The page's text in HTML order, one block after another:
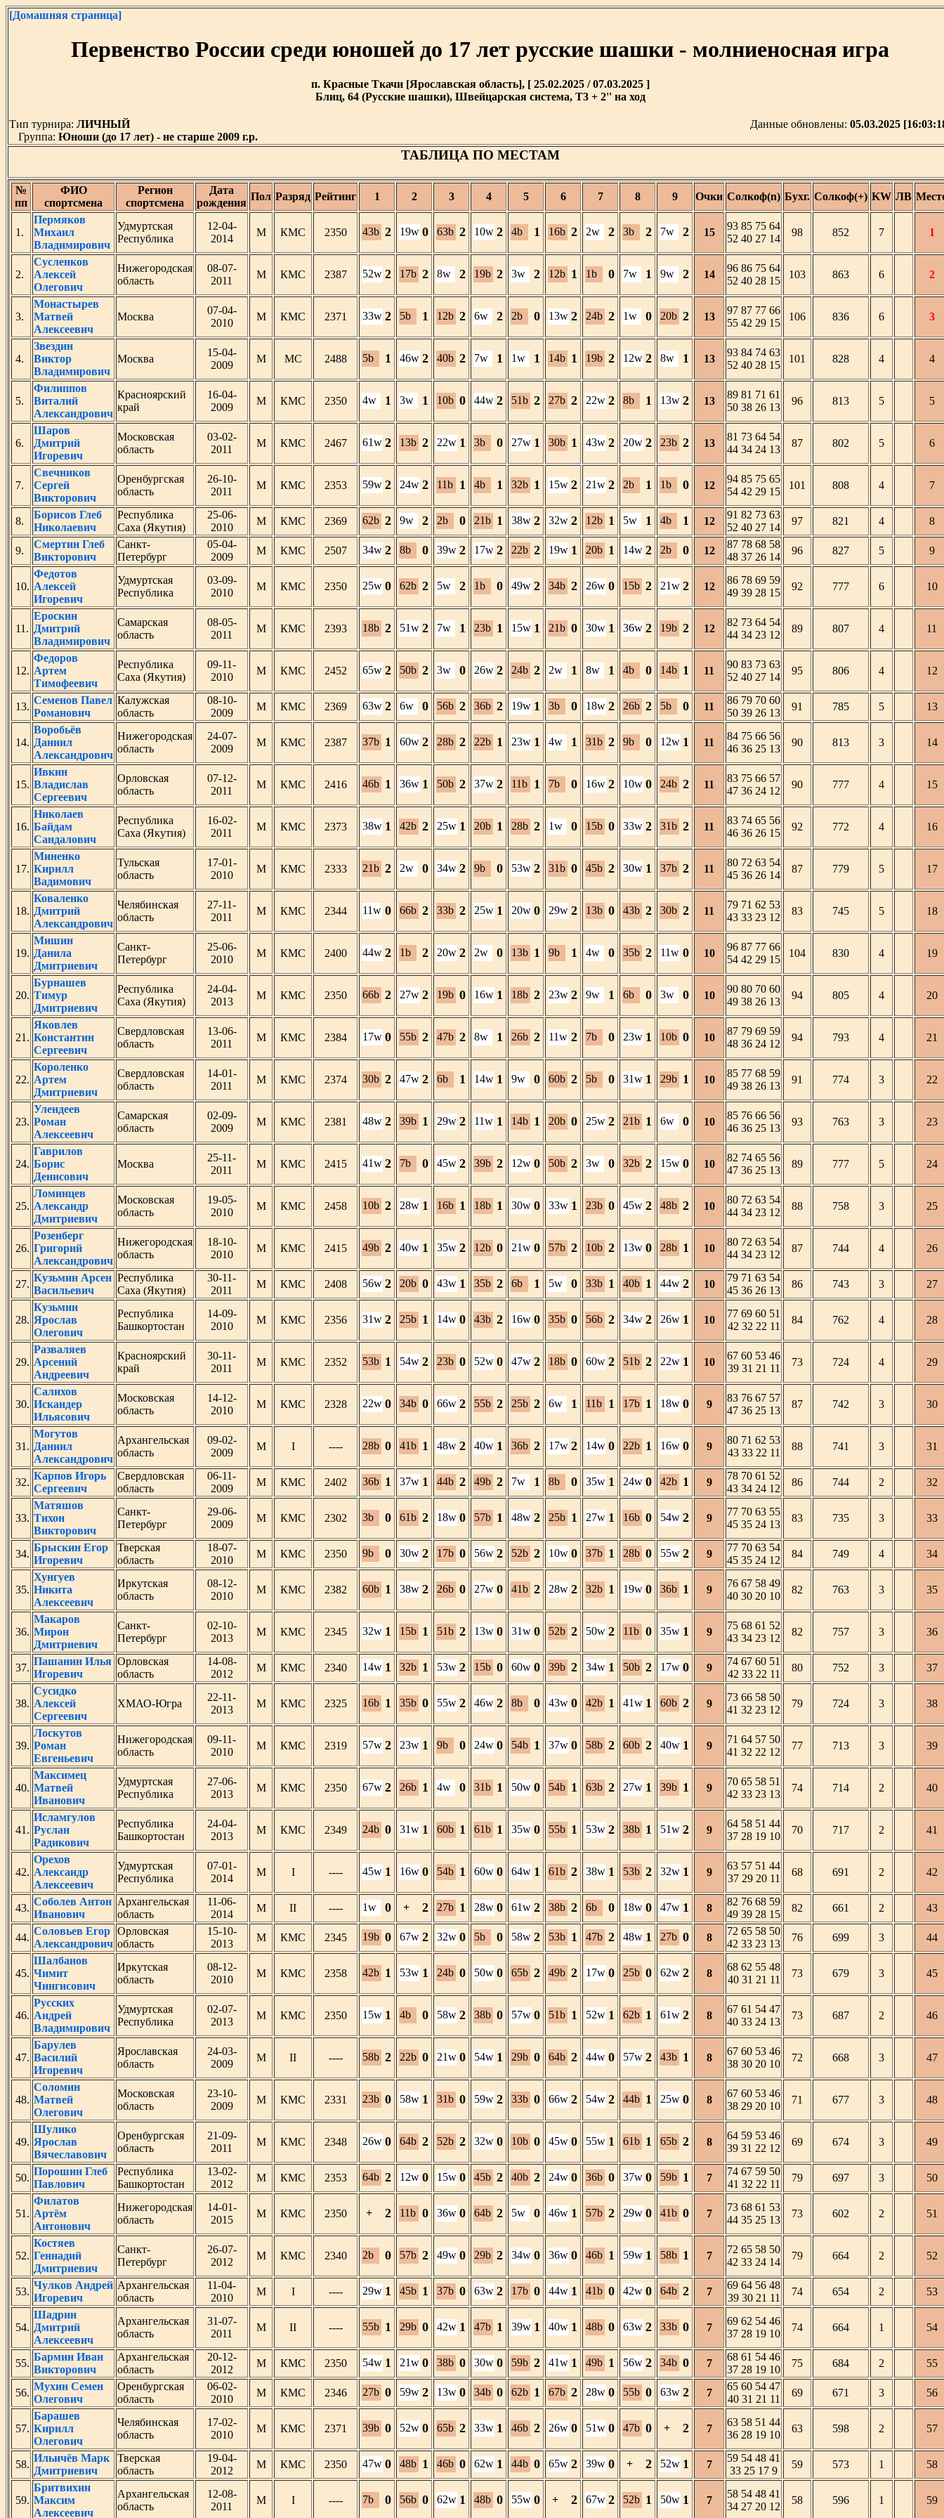
[Домашняя страница]
Первенство России среди юношей до 17 лет русские шашки - молниеносная игра
п. Красные Ткачи [Ярославская область], [ 25.02.2025 / 07.03.2025 ]
Блиц, 64 (Русские шашки), Швейцарская система, T3 + 2'' на ход
Тип турнира: ЛИЧНЫЙ Данные обновлены: 05.03.2025
Группа: Юноши (до 17 лет) - не старше 2009 г.р.
ТАБЛИЦА ПО МЕСТАМ
№
пп
ФИО
спортсмена
Регион
спортсмена
Дата
рождения
Пол Разряд Рейтинг 1 2 3 4 5 6 7 8 9 Очки Солкоф(n) Бухг. Солкоф(+) KW ЛВ
1.
Пермяков
Михаил
Владимирович
Удмуртская
Республика
12-04-
2014
М КМС 2350 43b 2 19w 0 63b 2 10w 2 4b 1 16b 2 2w 2 3b 2 7w 2 15
93 85 75 64
52 40 27 14
98 852 7 1
2.
Сусленков
Алексей
Олегович
Нижегородская
область
08-07-
2011
М КМС 2387 52w 2 17b 2 8w 2 19b 2 3w 2 12b 1 1b 0 7w 1 9w 2 14
96 86 75 64
52 40 28 15
103 863 6 2
3.
Монастырев
Матвей
Алексеевич
Москва
07-04-
2010
М КМС 2371 33w 2 5b 1 12b 2 6w 2 2b 0 13w 2 24b 2 1w 0 20b 2 13
97 87 77 66
55 42 29 15
106 836 6 3
4.
Звездин
Виктор
Владимирович
Москва
15-04-
2009
М МС 2488 5b 1 46w 2 40b 2 7w 1 1w 1 14b 1 19b 2 12w 2 8w 1 13
93 84 74 63
52 40 28 15
101 828 4 4
5.
Филиппов
Виталий
Александрович
Красноярский
край
16-04-
2009
М КМС 2350 4w 1 3w 1 10b 0 44w 2 51b 2 27b 2 22w 2 8b 1 13w 2 13
89 81 71 61
50 38 26 13
96 813 5 5
6.
Шаров
Дмитрий
Игоревич
Московская
область
03-02-
2011
М КМС 2467 61w 2 13b 2 22w 1 3b 0 27w 1 30b 1 43w 2 20w 2 23b 2 13
81 73 64 54
44 34 24 13
87 802 5 6
7.
Свечников
Сергей
Викторович
Оренбургская
область
26-10-
2011
М КМС 2353 59w 2 24w 2 11b 1 4b 1 32b 1 15w 2 21w 2 2b 1 1b 0 12
94 85 75 65
54 42 29 15
101 808 4 7
8.
Борисов Глеб
Николаевич
Республика
Саха (Якутия)
25-06-
2010
М КМС 2369 62b 2 9w 2 2b 0 21b 1 38w 2 32w 2 12b 1 5w 1 4b 1 12
91 82 73 63
52 40 27 14
97 821 4 8
9.
Смертин Глеб
Викторович
Санкт-
Петербург
05-04-
2009
М КМС 2507 34w 2 8b 0 39w 2 17w 2 22b 2 19w 1 20b 1 14w 2 2b 0 12
87 78 68 58
48 37 26 14
96 827 5 9
10.
Федотов
Алексей
Игоревич
Удмуртская
Республика
03-09-
2010
М КМС 2350 25w 0 62b 2 5w 2 1b 0 49w 2 34b 2 26w 0 15b 2 21w 2 12
86 78 69 59
49 39 28 15
92 777 6 10
11.
Ероскин
Дмитрий
Владимирович
Самарская
область
08-05-
2011
М КМС 2393 18b 2 51w 2 7w 1 23b 1 15w 1 21b 0 30w 1 36w 2 19b 2 12
82 73 64 54
44 34 23 12
89 807 4 11
12.
Федоров
Артем
Тимофеевич
Республика
Саха (Якутия)
09-11-
2010
М КМС 2452 65w 2 50b 2 3w 0 26w 2 24b 2 2w 1 8w 1 4b 0 14b 1 11
90 83 73 63
52 40 27 14
95 806 4 12
13.
Семенов Павел
Романович
Калужская
область
08-10-
2009
М КМС 2369 63w 2 6w 0 56b 2 36b 2 19w 1 3b 0 18w 2 26b 2 5b 0 11
86 79 70 60
50 39 26 13
91 785 5 13
14.
Воробьёв
Даниил
Александрович
Нижегородская
область
24-07-
2009
М КМС 2387 37b 1 60w 2 28b 2 22b 1 23w 1 4w 1 31b 2 9b 0 12w 1 11
84 75 66 56
46 36 25 13
90 813 3 14
15.
Ивкин
Владислав
Сергеевич
Орловская
область
07-12-
2011
М КМС 2416 46b 1 36w 1 50b 2 37w 2 11b 1 7b 0 16w 2 10w 0 24b 2 11
83 75 66 57
47 36 24 12
90 777 4 15
16.
Николаев
Байдам
Сандалович
Республика
Саха (Якутия)
16-02-
2011
М КМС 2373 38w 1 42b 2 25w 1 20b 1 28b 2 1w 0 15b 0 33w 2 31b 2 11
83 74 65 56
46 36 26 15
92 772 4 16
17.
Миненко
Кирилл
Вадимович
Тульская
область
17-01-
2010
М КМС 2333 21b 2 2w 0 34w 2 9b 0 53w 2 31b 0 45b 2 30w 1 37b 2 11
80 72 63 54
45 36 26 14
87 779 5 17
18.
Коваленко
Дмитрий
Александрович
Челябинская
область
27-11-
2011
М КМС 2344 11w 0 66b 2 33b 2 25w 1 20w 0 29w 2 13b 0 43b 2 30b 2 11
79 71 62 53
43 33 23 12
83 745 5 18
19.
Мишин
Данила
Дмитриевич
Санкт-
Петербург
25-06-
2010
М КМС 2400 44w 2 1b 2 20w 2 2w 0 13b 1 9b 1 4w 0 35b 2 11w 0 10
96 87 77 66
54 42 29 15
104 830 4 19
20.
Бурнашев
Тимур
Дмитриевич
Республика
Саха (Якутия)
24-04-
2013
М КМС 2350 66b 2 27w 2 19b 0 16w 1 18b 2 23w 2 9w 1 6b 0 3w 0 10
90 80 70 60
49 38 26 13
94 805 4 20
21.
Яковлев
Константин
Сергеевич
Свердловская
область
13-06-
2011
М КМС 2384 17w 0 55b 2 47b 2 8w 1 26b 2 11w 2 7b 0 23w 1 10b 0 10
87 79 69 59
48 36 24 12
94 793 4 21
22.
Короленко
Артем
Дмитриевич
Свердловская
область
14-01-
2011
М КМС 2374 30b 2 47w 2 6b 1 14w 1 9w 0 60b 2 5b 0 31w 1 29b 1 10
85 77 68 59
49 38 26 13
91 774 3 22
23.
Улендеев
Роман
Алексеевич
Самарская
область
02-09-
2009
М КМС 2381 48w 2 39b 1 29w 2 11w 1 14b 1 20b 0 25w 2 21b 1 6w 0 10
85 76 66 56
46 36 25 13
93 763 3 23
24.
Гаврилов
Борис
Денисович
Москва
25-11-
2011
М КМС 2415 41w 2 7b 0 45w 2 39b 2 12w 0 50b 2 3w 0 32b 2 15w 0 10
82 74 65 56
47 36 25 13
89 777 5 24
25.
Ломинцев
Александр
Дмитриевич
Московская
область
19-05-
2010
М КМС 2458 10b 2 28w 1 16b 1 18b 1 30w 0 33w 1 23b 0 45w 2 48b 2 10
80 72 63 54
44 34 23 12
88 758 3 25
26.
Розенберг
Григорий
Александрович
Нижегородская
область
18-10-
2010
М КМС 2415 49b 2 40w 1 35w 2 12b 0 21w 0 57b 2 10b 2 13w 0 28b 1 10
80 72 63 54
44 34 23 12
87 744 4 26
27.
Кузьмин Арсен
Васильевич
Республика
Саха (Якутия)
30-11-
2011
М КМС 2408 56w 2 20b 0 43w 1 35b 2 6b 1 5w 0 33b 1 40b 1 44w 2 10
79 71 63 54
45 36 26 13
86 743 3 27
28.
Кузьмин
Ярослав
Олегович
Республика
Башкортостан
14-09-
2010
М КМС 2356 31w 2 25b 1 14w 0 43b 2 16w 0 35b 0 56b 2 34w 2 26w 1 10
77 69 60 51
42 32 22 11
84 762 4 28
29.
Разваляев
Арсений
Андреевич
Красноярский
край
30-11-
2011
М КМС 2352 53b 1 54w 2 23b 0 52w 0 47w 2 18b 0 60w 2 51b 2 22w 1 10
67 60 53 46
39 31 21 11
73 724 4 29
30.
Салихов
Искандер
Ильясович
Московская
область
14-12-
2010
М КМС 2328 22w 0 34b 0 66w 2 55b 2 25b 2 6w 1 11b 1 17b 1 18w 0 9
83 76 67 57
47 36 25 13
87 742 3 30
31.
Могутов
Даниил
Александрович
Архангельская
область
09-02-
2009
М I ---- 28b 0 41b 1 48w 2 40w 1 36b 2 17w 2 14w 0 22b 1 16w 0 9
80 71 62 53
43 33 22 11
88 741 3 31
32.
Карпов Игорь
Сергеевич
Свердловская
область
06-11-
2009
М КМС 2402 36b 1 37w 1 44b 2 49b 2 7w 1 8b 0 35w 1 24w 0 42b 1 9
78 70 61 52
43 34 24 12
86 744 2 32
33.
Матяшов
Тихон
Викторович
Санкт-
Петербург
29-06-
2009
М КМС 2302 3b 0 61b 2 18w 0 57b 1 48w 2 25b 1 27w 1 16b 0 54w 2 9
77 70 63 55
45 35 24 13
83 735 3 33
34.
Брыскин Егор
Игоревич
Тверская
область
18-07-
2010
М КМС 2350 9b 0 30w 2 17b 0 56w 2 52b 2 10w 0 37b 1 28b 0 55w 2 9
77 70 63 54
45 35 24 12
84 749 4 34
35.
Хунгуев
Никита
Алексеевич
Иркутская
область
08-12-
2010
М КМС 2382 60b 1 38w 2 26b 0 27w 0 41b 2 28w 2 32b 1 19w 0 36b 1 9
76 67 58 49
40 30 20 10
82 763 3 35
36.
Макаров
Мирон
Дмитриевич
Санкт-
Петербург
02-10-
2013
М КМС 2345 32w 1 15b 1 51b 2 13w 0 31w 0 52b 2 50w 2 11b 0 35w 1 9
75 68 61 52
43 34 23 12
82 757 3 36
37.
Пашанин Илья
Игоревич
Орловская
область
14-08-
2012
М КМС 2340 14w 1 32b 1 53w 2 15b 0 60w 0 39b 2 34w 1 50b 2 17w 0 9
74 67 60 51
42 33 22 11
80 752 3 37
38.
Сусидко
Алексей
Сергеевич
ХМАО-Югра
22-11-
2013
М КМС 2325 16b 1 35b 0 55w 2 46w 2 8b 0 43w 0 42b 1 41w 1 60b 2 9
73 66 58 50
41 32 23 12
79 724 3 38
39.
Лоскутов
Роман
Евгеньевич
Нижегородская
область
09-11-
2010
М КМС 2319 57w 2 23w 1 9b 0 24w 0 54b 1 37w 0 58b 2 60b 2 40w 1 9
71 64 57 50
41 32 22 12
77 713 3 39
40.
Максимец
Матвей
Иванович
Удмуртская
Республика
27-06-
2013
М КМС 2350 67w 2 26b 1 4w 0 31b 1 50w 0 54b 1 63b 2 27w 1 39b 1 9
70 65 58 51
42 33 23 13
74 714 2 40
41.
Исламгулов
Руслан
Радикович
Республика
Башкортостан
24-04-
2013
М КМС 2349 24b 0 31w 1 60b 1 61b 1 35w 0 55b 1 53w 2 38b 1 51w 2 9
64 58 51 44
37 28 19 10
70 717 2 41
42.
Орехов
Александр
Алексеевич
Удмуртская
Республика
07-01-
2014
М I ---- 45w 1 16w 0 54b 1 60w 0 64w 1 61b 2 38w 1 53b 2 32w 1 9
63 57 51 44
37 29 20 11
68 691 2 42
43.
Соболев Антон
Иванович
Архангельская
область
11-06-
2014
М II ---- 1w 0 + 2 27b 1 28w 0 61w 2 38b 2 6b 0 18w 0 47w 1 8
82 76 68 59
49 39 28 15
82 661 2 43
44.
Соловьев Егор
Александрович
Орловская
область
15-10-
2013
М КМС 2345 19b 0 67w 2 32w 0 5b 0 58w 2 53b 1 47b 2 48w 1 27b 0 8
72 65 58 50
42 33 23 13
76 699 3 44
45.
Шалбанов
Чимит
Чингисович
Иркутская
область
08-12-
2010
М КМС 2358 42b 1 53w 1 24b 0 50w 0 65b 2 49b 2 17w 0 25b 0 62w 2 8
68 62 55 48
40 31 21 11
73 679 3 45
46.
Русских
Андрей
Владимирович
Удмуртская
Республика
02-07-
2013
М КМС 2350 15w 1 4b 0 58w 2 38b 0 57w 0 51b 1 52w 1 62b 1 61w 2 8
67 61 54 47
40 33 24 13
73 687 2 46
47.
Барулев
Василий
Игоревич
Ярославская
область
24-03-
2009
М II ---- 58b 2 22b 0 21w 0 54w 1 29b 0 64b 2 44w 0 57w 2 43b 1 8
67 60 53 46
38 30 20 10
72 668 3 47
48.
Соломин
Матвей
Олегович
Московская
область
23-10-
2009
М КМС 2331 23b 0 58w 1 31b 0 59w 2 33b 0 66w 2 54w 2 44b 1 25w 0 8
67 60 53 46
38 29 20 10
71 677 3 48
49.
Шулико
Ярослав
Вячеславович
Оренбургская
область
21-09-
2011
М КМС 2348 26w 0 64b 2 52b 2 32w 0 10b 0 45w 0 55w 1 61b 1 65b 2 8
64 59 53 46
39 31 22 12
69 674 3 49
50.
Порошин Глеб
Павлович
Республика
Башкортостан
13-02-
2012
М КМС 2353 64b 2 12w 0 15w 0 45b 2 40b 2 24w 0 36b 0 37w 0 59b 1 7
74 67 59 50
41 32 22 11
79 697 3 50
51.
Филатов
Артём
Антонович
Нижегородская
область
14-01-
2015
М КМС 2350 + 2 11b 0 36w 0 64b 2 5w 0 46w 1 57b 2 29w 0 41b 0 7
73 68 61 53
44 35 25 13
73 602 2 51
52.
Костяев
Геннадий
Дмитриевич
Санкт-
Петербург
26-07-
2012
М КМС 2340 2b 0 57b 2 49w 0 29b 2 34w 0 36w 0 46b 1 59w 1 58b 1 7
72 65 58 50
42 33 24 14
79 664 2 52
53.
Чулков Андрей
Игоревич
Архангельская
область
11-04-
2010
М I ---- 29w 1 45b 1 37b 0 63w 2 17b 0 44w 1 41b 0 42w 0 64b 2 7
69 64 56 48
39 30 21 11
74 654 2 53
54.
Шадрин
Дмитрий
Алексеевич
Архангельская
область
31-07-
2011
М II ---- 55b 1 29b 0 42w 1 47b 1 39w 1 40w 1 48b 0 63w 2 33b 0 7
69 62 54 46
37 28 19 10
74 664 1 54
55.
Бармин Иван
Викторович
Архангельская
область
20-12-
2012
М КМС 2350 54w 1 21w 0 38b 0 30w 0 59b 2 41w 1 49b 1 56w 2 34b 0 7
68 61 54 46
37 28 19 10
75 684 2 55
56.
Мухин Семен
Олегович
Оренбургская
область
06-02-
2010
М КМС 2346 27b 0 59w 2 13w 0 34b 0 62b 1 67b 2 28w 0 55b 0 63w 2 7
65 60 54 47
40 31 21 11
69 671 3 56
57.
Барашев
Кирилл
Олегович
Челябинская
область
17-02-
2010
М КМС 2371 39b 0 52w 0 65b 2 33w 1 46b 2 26w 0 51w 0 47b 0 + 2 7
63 58 51 44
36 28 19 10
63 598 2 57
58.
Ильичёв Марк
Дмитриевич
Тверская
область
19-04-
2012
М КМС 2350 47w 0 48b 1 46b 0 62w 1 44b 0 65w 2 39w 0 + 2 52w 1 7
59 54 48 41
33 25 17 9
59 573 1 58
59.
Бритвихин
Максим
Алексеевич
Архангельская
область
12-08-
2011
М I ---- 7b 0 56b 0 62w 1 48b 0 55w 0 + 2 67w 2 52b 1 50w 1 7
58 54 48 41
34 27 20 12
58 596 1 59